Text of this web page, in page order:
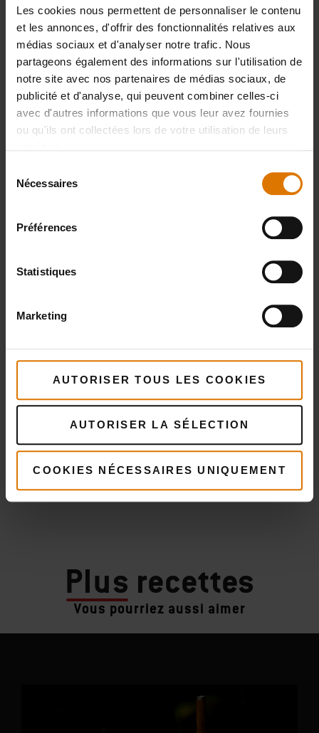
Les cookies nous permettent de personnaliser le contenu
et les annonces, d'offrir des fonctionnalités relatives aux
médias sociaux et d'analyser notre trafic. Nous
partageons également des informations sur l'utilisation de
notre site avec nos partenaires de médias sociaux, de
publicité et d'analyse, qui peuvent combiner celles-ci
avec d'autres informations que vous leur avez fournies
ou qu'ils ont collectées lors de votre utilisation de leurs
Nécessaires
Préférences
Statistiques
Marketing
AUTORISER TOUS LES COOKIES
AUTORISER LA SÉLECTION
COOKIES NÉCESSAIRES UNIQUEMENT
Préparons-nous
Accessoires
recommandés
Plus recettes
Vous pourriez aussi aimer